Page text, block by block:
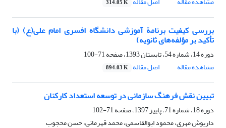
314.05 K
بررسی کیفیت برنامة آموزشی دانشگاه افسری امام علی(ع) (با
تأکید بر مؤلفه‌های ثانویه)
دوره 14، شماره 54، تابستان 1393، صفحه
71-100
مشاهده مقاله
اصل مقاله 894.03 K
تبیین نقش فرهنگ سازمانی در توسعه استعداد کارکنان
دوره 18، شماره 71، پاییز 1397، صفحه
71-102
داریوش مهری، محمود ابوالقاسمی، محمد قهرمانی، حسن محجوب